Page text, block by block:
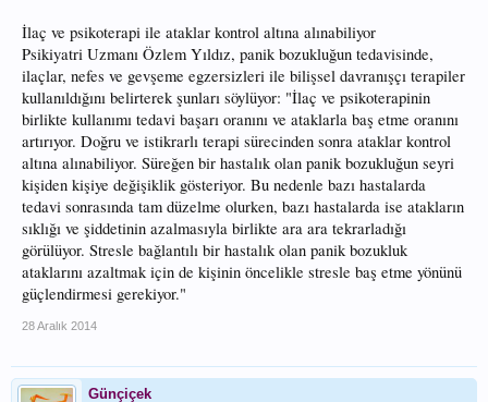
İlaç ve psikoterapi ile ataklar kontrol altına alınabiliyor
Psikiyatri Uzmanı Özlem Yıldız, panik bozukluğun tedavisinde,
ilaçlar, nefes ve gevşeme egzersizleri ile bilişsel davranışçı terapiler
kullanıldığını belirterek şunları söylüyor: "İlaç ve psikoterapinin
birlikte kullanımı tedavi başarı oranını ve ataklarla baş etme oranını
artırıyor. Doğru ve istikrarlı terapi sürecinden sonra ataklar kontrol
altına alınabiliyor. Süreğen bir hastalık olan panik bozukluğun seyri
kişiden kişiye değişiklik gösteriyor. Bu nedenle bazı hastalarda
tedavi sonrasında tam düzelme olurken, bazı hastalarda ise atakların
sıklığı ve şiddetinin azalmasıyla birlikte ara ara tekrarladığı
görülüyor. Stresle bağlantılı bir hastalık olan panik bozukluk
ataklarını azaltmak için de kişinin öncelikle stresle baş etme yönünü
güçlendirmesi gerekiyor."
28 Aralık 2014
Günçiçek